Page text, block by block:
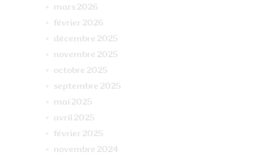
mars 2026
février 2026
décembre 2025
novembre 2025
octobre 2025
septembre 2025
mai 2025
avril 2025
février 2025
novembre 2024